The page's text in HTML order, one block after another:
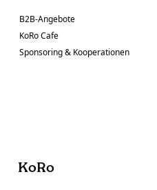
B2B-Angebote
KoRo Cafe
Sponsoring & Kooperationen
KoRo